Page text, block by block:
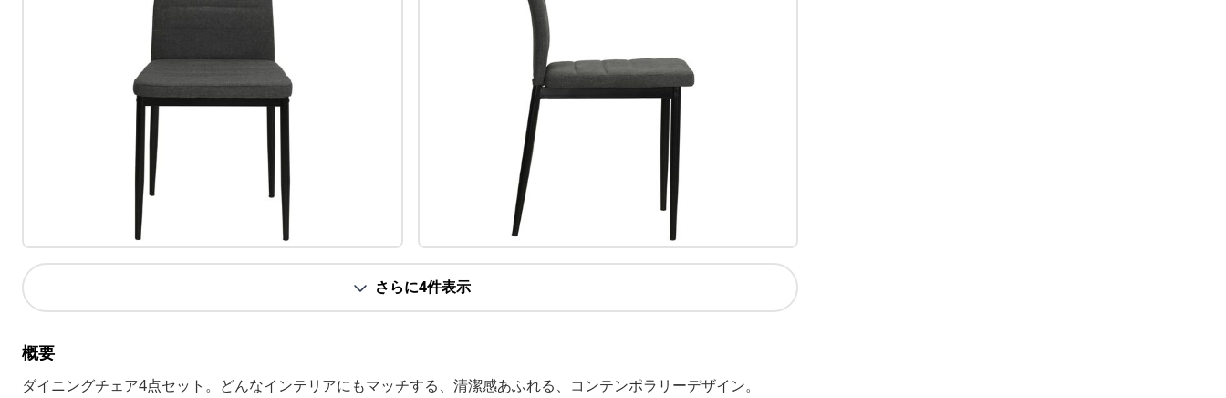
さらに4件表示
概要
ダイニングチェア4点セット。どんなインテリアにもマッチする、清潔感あふれる、コンテンポラリーデザイン。